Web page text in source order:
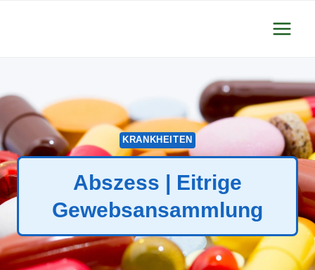
KRANKHEITEN
Abszess | Eitrige
Gewebsansammlung